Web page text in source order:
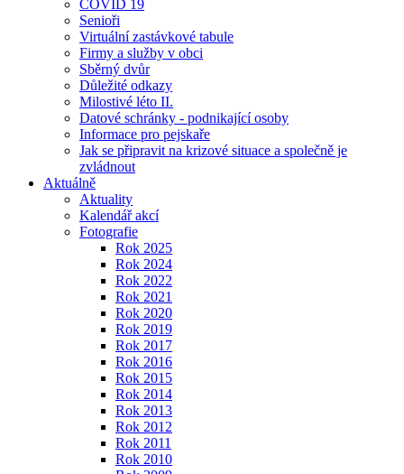
COVID 19
Senioři
Virtuální zastávkové tabule
Firmy a služby v obci
Sběrný dvůr
Důležité odkazy
Milostivé léto II.
Datové schránky - podnikající osoby
Informace pro pejskaře
Jak se připravit na krizové situace a společně je
zvládnout
Aktuálně
Aktuality
Kalendář akcí
Fotografie
Rok 2025
Rok 2024
Rok 2022
Rok 2021
Rok 2020
Rok 2019
Rok 2017
Rok 2016
Rok 2015
Rok 2014
Rok 2013
Rok 2012
Rok 2011
Rok 2010